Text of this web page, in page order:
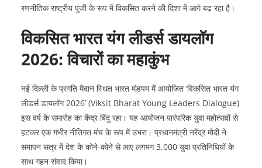
रणनीतिक राष्ट्रीय पूंजी के रूप में विकसित करने की दिशा में आगे बढ़ रहा है।
विकसित भारत यंग लीडर्स डायलॉग
2026: विचारों का महाकुंभ
नई दिल्ली के प्रगति मैदान स्थित भारत मंडपम में आयोजित ‘विकसित भारत यंग
लीडर्स डायलॉग 2026’ (Viksit Bharat Young Leaders Dialogue)
इस वर्ष के समारोह का केंद्र बिंदु रहा। यह आयोजन पारंपरिक युवा महोत्सवों से
हटकर एक गंभीर नीतिगत मंच के रूप में उभरा। प्रधानमंत्री नरेंद्र मोदी ने
समापन सत्र में देश के कोने-कोने से आए लगभग 3,000 युवा प्रतिनिधियों के
साथ गहन संवाद किया।